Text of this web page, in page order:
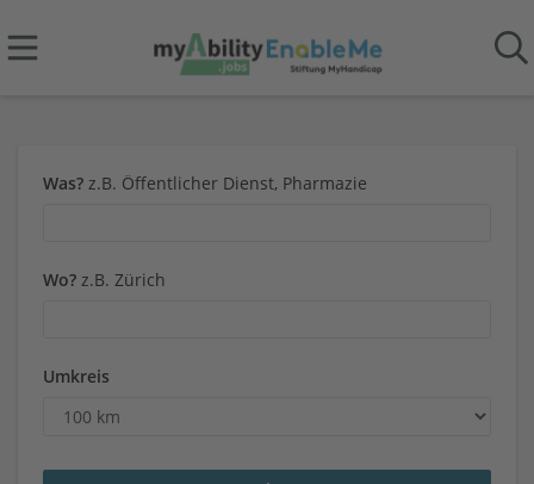
Was? z.B. Öffentlicher Dienst, Pharmazie
Wo? z.B. Zürich
Umkreis